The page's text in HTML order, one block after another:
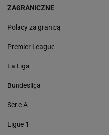
ZAGRANICZNE
Polacy za granicą
Premier League
La Liga
Bundesliga
Serie A
Ligue 1